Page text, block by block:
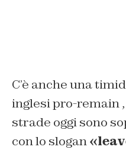
C’è anche una
inglesi pro-remain
strade oggi sono
con lo slogan